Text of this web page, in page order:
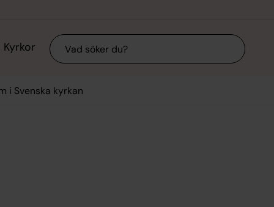
Kyrkor Sök
i Svenska kyrkan